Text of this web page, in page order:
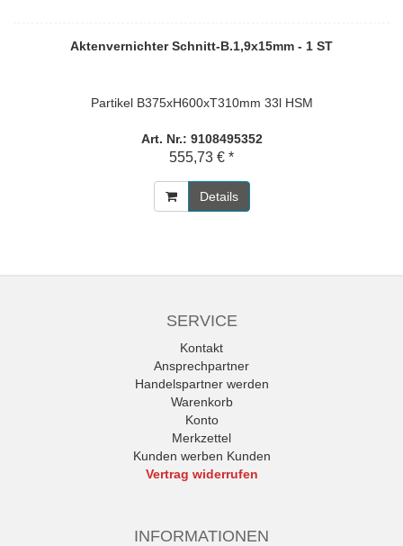
Aktenvernichter Schnitt-B.1,9x15mm - 1 ST
Partikel B375xH600xT310mm 33l HSM
Art. Nr.: 9108495352
555,73 € *
Details
SERVICE
Kontakt
Ansprechpartner
Handelspartner werden
Warenkorb
Konto
Merkzettel
Kunden werben Kunden
Vertrag widerrufen
INFORMATIONEN